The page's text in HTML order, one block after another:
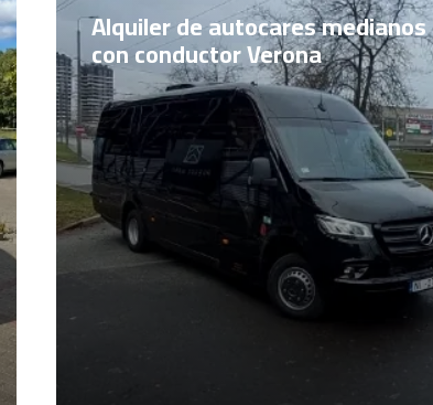
Alquiler de autocares medianos
con conductor Verona